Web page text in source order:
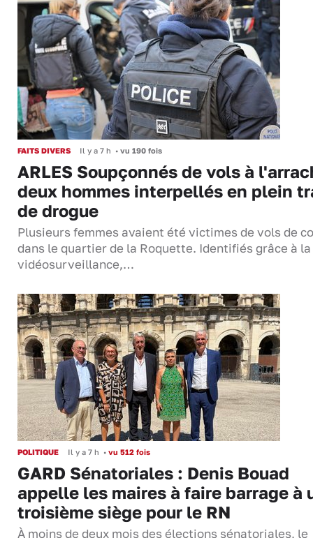
FAITS DIVERS Il y a 7 h • vu 190 fois
ARLES Soupçonnés de vols à
deux hommes interpellés en plein
de drogue
Plusieurs femmes avaient été victimes de vols de
dans le quartier de la Roquette. Identifiés grâce à la
vidéosurveillance,…
POLITIQUE Il y a 7 h • vu 512 fois
GARD Sénatoriales : Denis Bouad
appelle les maires à faire barrage à
troisième siège pour le RN
À moins de deux mois des élections sénatoriales, le